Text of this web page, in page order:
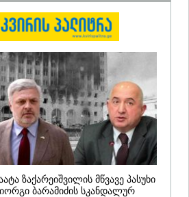
მნიშვნელოვანი
ზაქარეიშვილის მწვავე პასუხი
ბარამიძის სკანდალურ